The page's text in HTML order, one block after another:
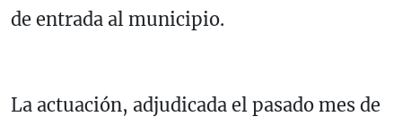
de entrada al municipio.
La actuación, adjudicada el pasado mes de